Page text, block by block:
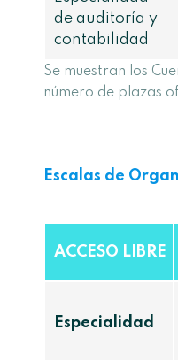
de auditoría y
contabilidad
Se muestran los
número de plazas
Escalas de
ACCESO LIBRE
Especialidad